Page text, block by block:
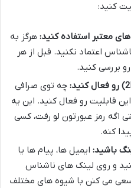
کنید:
معتبر استفاده کنید: هرگز به
اعتماد نکنید. قبل از هر
رو بررسی کنید.
چه توی صرافی
قابلیت رو فعال کنید. این یه
اگه رمز عبورتون لو رفت، کسی
کنه.
باشید: ایمیل ها، پیام ها یا
و روی لینک های ناشناس
می کنن با شیوه های مختلف